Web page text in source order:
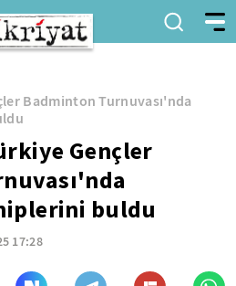
Badminton Turnuvası'nda
Gençler
buldu
17:28